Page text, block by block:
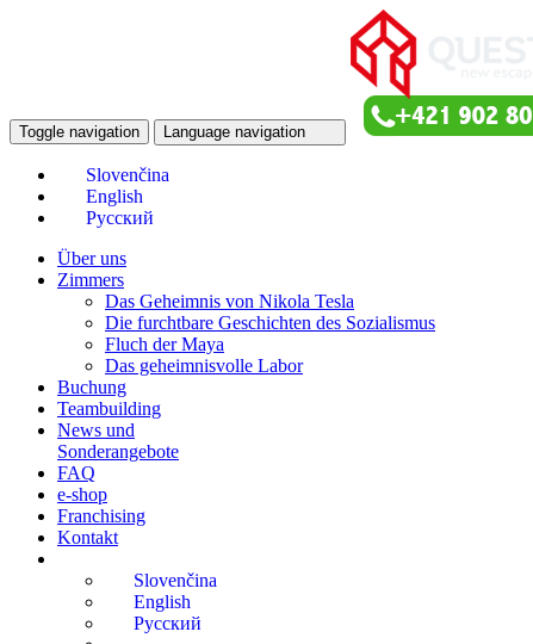
Toggle navigation Language navigation
Über uns
Zimmers
Das Geheimnis von Nikola Tesla
Die furchtbare Geschichten des Sozialismus
Fluch der Maya
Das geheimnisvolle Labor
Buchung
Teambuilding
News und
Sonderangebote
FAQ
e-shop
Franchising
Kontakt